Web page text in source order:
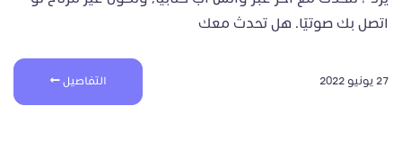
اتصل بك صوتيًا. هل تحدث معك
27 يونيو 2022 التفاصيل